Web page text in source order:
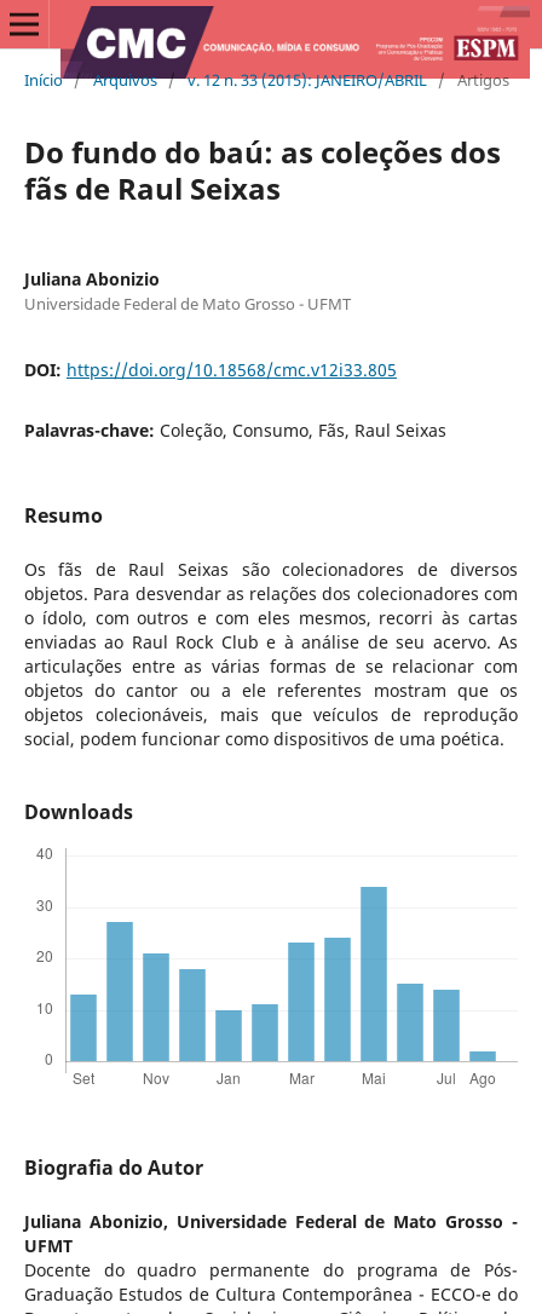
Início / Arquivos / v. 12 n. 33 (2015): JANEIRO/ABRIL / Artigos
Do fundo do baú: as coleções dos
fãs de Raul Seixas
Juliana Abonizio
Universidade Federal de Mato Grosso - UFMT
DOI: https://doi.org/10.18568/cmc.v12i33.805
Palavras-chave: Coleção, Consumo, Fãs, Raul Seixas
Resumo
Os fãs de Raul Seixas são colecionadores de diversos
objetos. Para desvendar as relações dos colecionadores com
o ídolo, com outros e com eles mesmos, recorri às cartas
enviadas ao Raul Rock Club e à análise de seu acervo. As
articulações entre as várias formas de se relacionar com
objetos do cantor ou a ele referentes mostram que os
objetos colecionáveis, mais que veículos de reprodução
social, podem funcionar como dispositivos de uma poética.
Downloads
Biografia do Autor
Juliana Abonizio, Universidade Federal de Mato Grosso -
UFMT
Docente do quadro permanente do programa de Pós-
Graduação Estudos de Cultura Contemporânea - ECCO-e do